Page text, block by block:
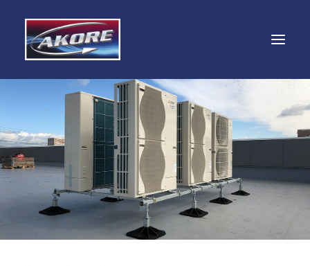
ZAKELIJK
SERVICE & ONDERHOUD
OVER ONS
CONTACT